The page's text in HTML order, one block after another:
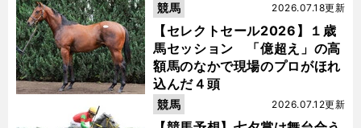
【セレクトセール2026】１歳
馬セッション 「億超え」の高
額馬のなかで現場のプロがほれ
込んだ４頭
2026.07.18更新
競馬
2026.07.12更新
競馬